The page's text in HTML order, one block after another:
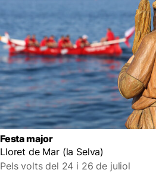
Festa major
Lloret de Mar (la Selva)
Pels volts del 24 i 26 de juliol